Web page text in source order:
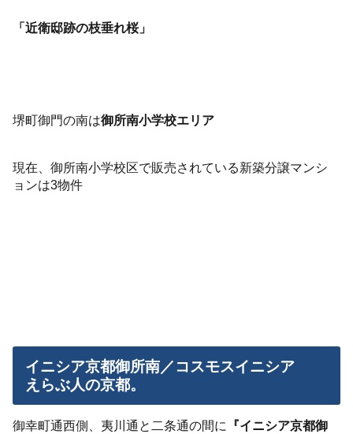
「近衛邸跡の枝垂れ桜」
堺町御門の南は御所南小学校エリア
現在、御所南小学校区で販売されている新築分譲マンシ
ョンは3物件
イニシア京都御所南／コスモスイニシア
えらぶ人の京都。
御幸町通西側、夷川通と二条通の間に
『イニシア京都御